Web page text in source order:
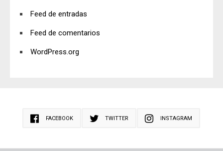
Feed de entradas
Feed de comentarios
WordPress.org
FACEBOOK TWITTER INSTAGRAM